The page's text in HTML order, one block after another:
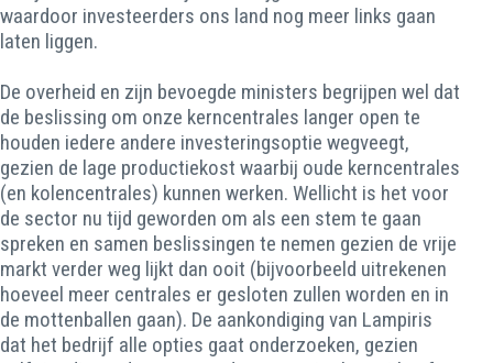
waardoor investeerders ons land nog meer links gaan
laten liggen.
De overheid en zijn bevoegde ministers begrijpen wel dat
de beslissing om onze kerncentrales langer open te
houden iedere andere investeringsoptie wegveegt,
gezien de lage productiekost waarbij oude kerncentrales
(en kolencentrales) kunnen werken. Wellicht is het voor
de sector nu tijd geworden om als een stem te gaan
spreken en samen beslissingen te nemen gezien de vrije
markt verder weg lijkt dan ooit (bijvoorbeeld uitrekenen
hoeveel meer centrales er gesloten zullen worden en in
de mottenballen gaan). De aankondiging van Lampiris
dat het bedrijf alle opties gaat onderzoeken, gezien